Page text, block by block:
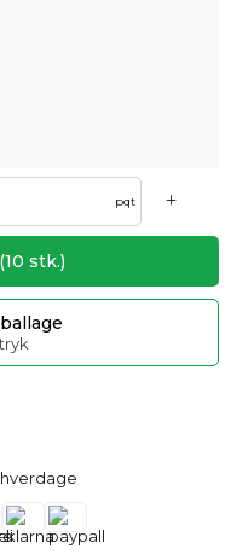
pqt +
(10 stk.)